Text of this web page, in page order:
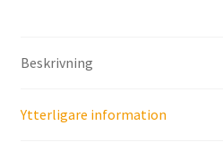
Beskrivning
Ytterligare information